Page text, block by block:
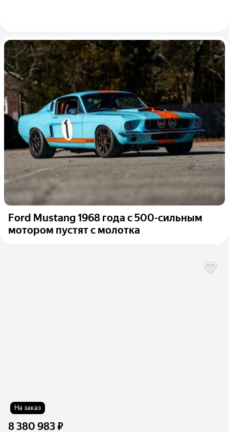
Ford Mustang 1968 года с 500-сильным
мотором пустят с молотка
На заказ
8 380 983 ₽